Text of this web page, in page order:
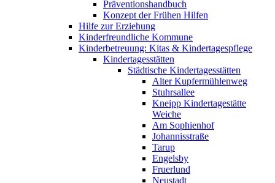
Präventionshandbuch
Konzept der Frühen Hilfen
Hilfe zur Erziehung
Kinderfreundliche Kommune
Kinderbetreuung: Kitas & Kindertagespflege
Kindertagesstätten
Städtische Kindertagesstätten
Alter Kupfermühlenweg
Stuhrsallee
Kneipp Kindertagestätte
Weiche
Am Sophienhof
Johannisstraße
Tarup
Engelsby
Fruerlund
Neustadt